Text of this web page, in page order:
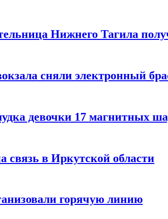
Нижнего Тагила
сняли электронный
девочки 17 магнитных
связь в Иркутской области
горячую линию